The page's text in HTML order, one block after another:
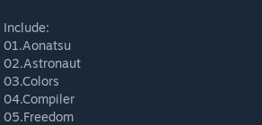
Include:
01.Aonatsu
02.Astronaut
03.Colors
04.Compiler
05.Freedom